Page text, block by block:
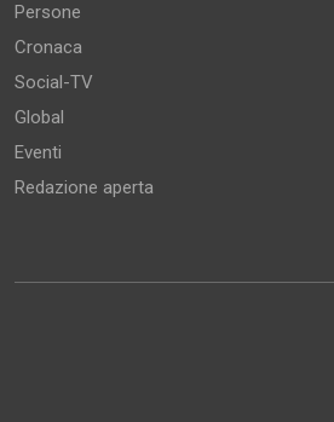
Persone
Cronaca
Social-TV
Global
Eventi
Redazione aperta